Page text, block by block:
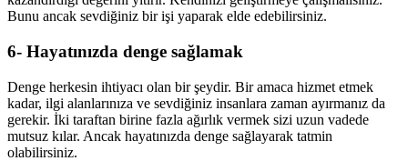
Bunu ancak sevdiğiniz bir işi yaparak elde edebilirsiniz.
6- Hayatınızda denge sağlamak
Denge herkesin ihtiyacı olan bir şeydir. Bir amaca hizmet etmek
kadar, ilgi alanlarınıza ve sevdiğiniz insanlara zaman ayırmanız da
gerekir. İki taraftan birine fazla ağırlık vermek sizi uzun vadede
mutsuz kılar. Ancak hayatınızda denge sağlayarak tatmin
olabilirsiniz.